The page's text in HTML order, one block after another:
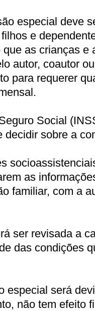
especial deve
e
as crianças e
autor, coautor
para requerer
Social
decidir sobre a
as
familiar, com a
ser revisada a
das condições
especial será
não tem efeito